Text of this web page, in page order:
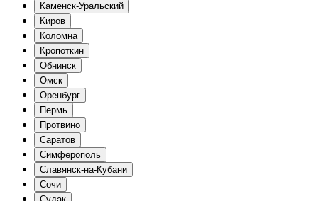
Каменск-Уральский
Киров
Коломна
Кропоткин
Обнинск
Омск
Оренбург
Пермь
Протвино
Саратов
Симферополь
Славянск-на-Кубани
Сочи